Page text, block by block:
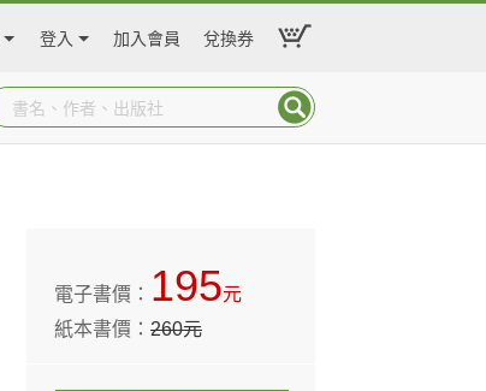
登入 加入會員 兌換券
電子書價： 195元
紙本書價：260元